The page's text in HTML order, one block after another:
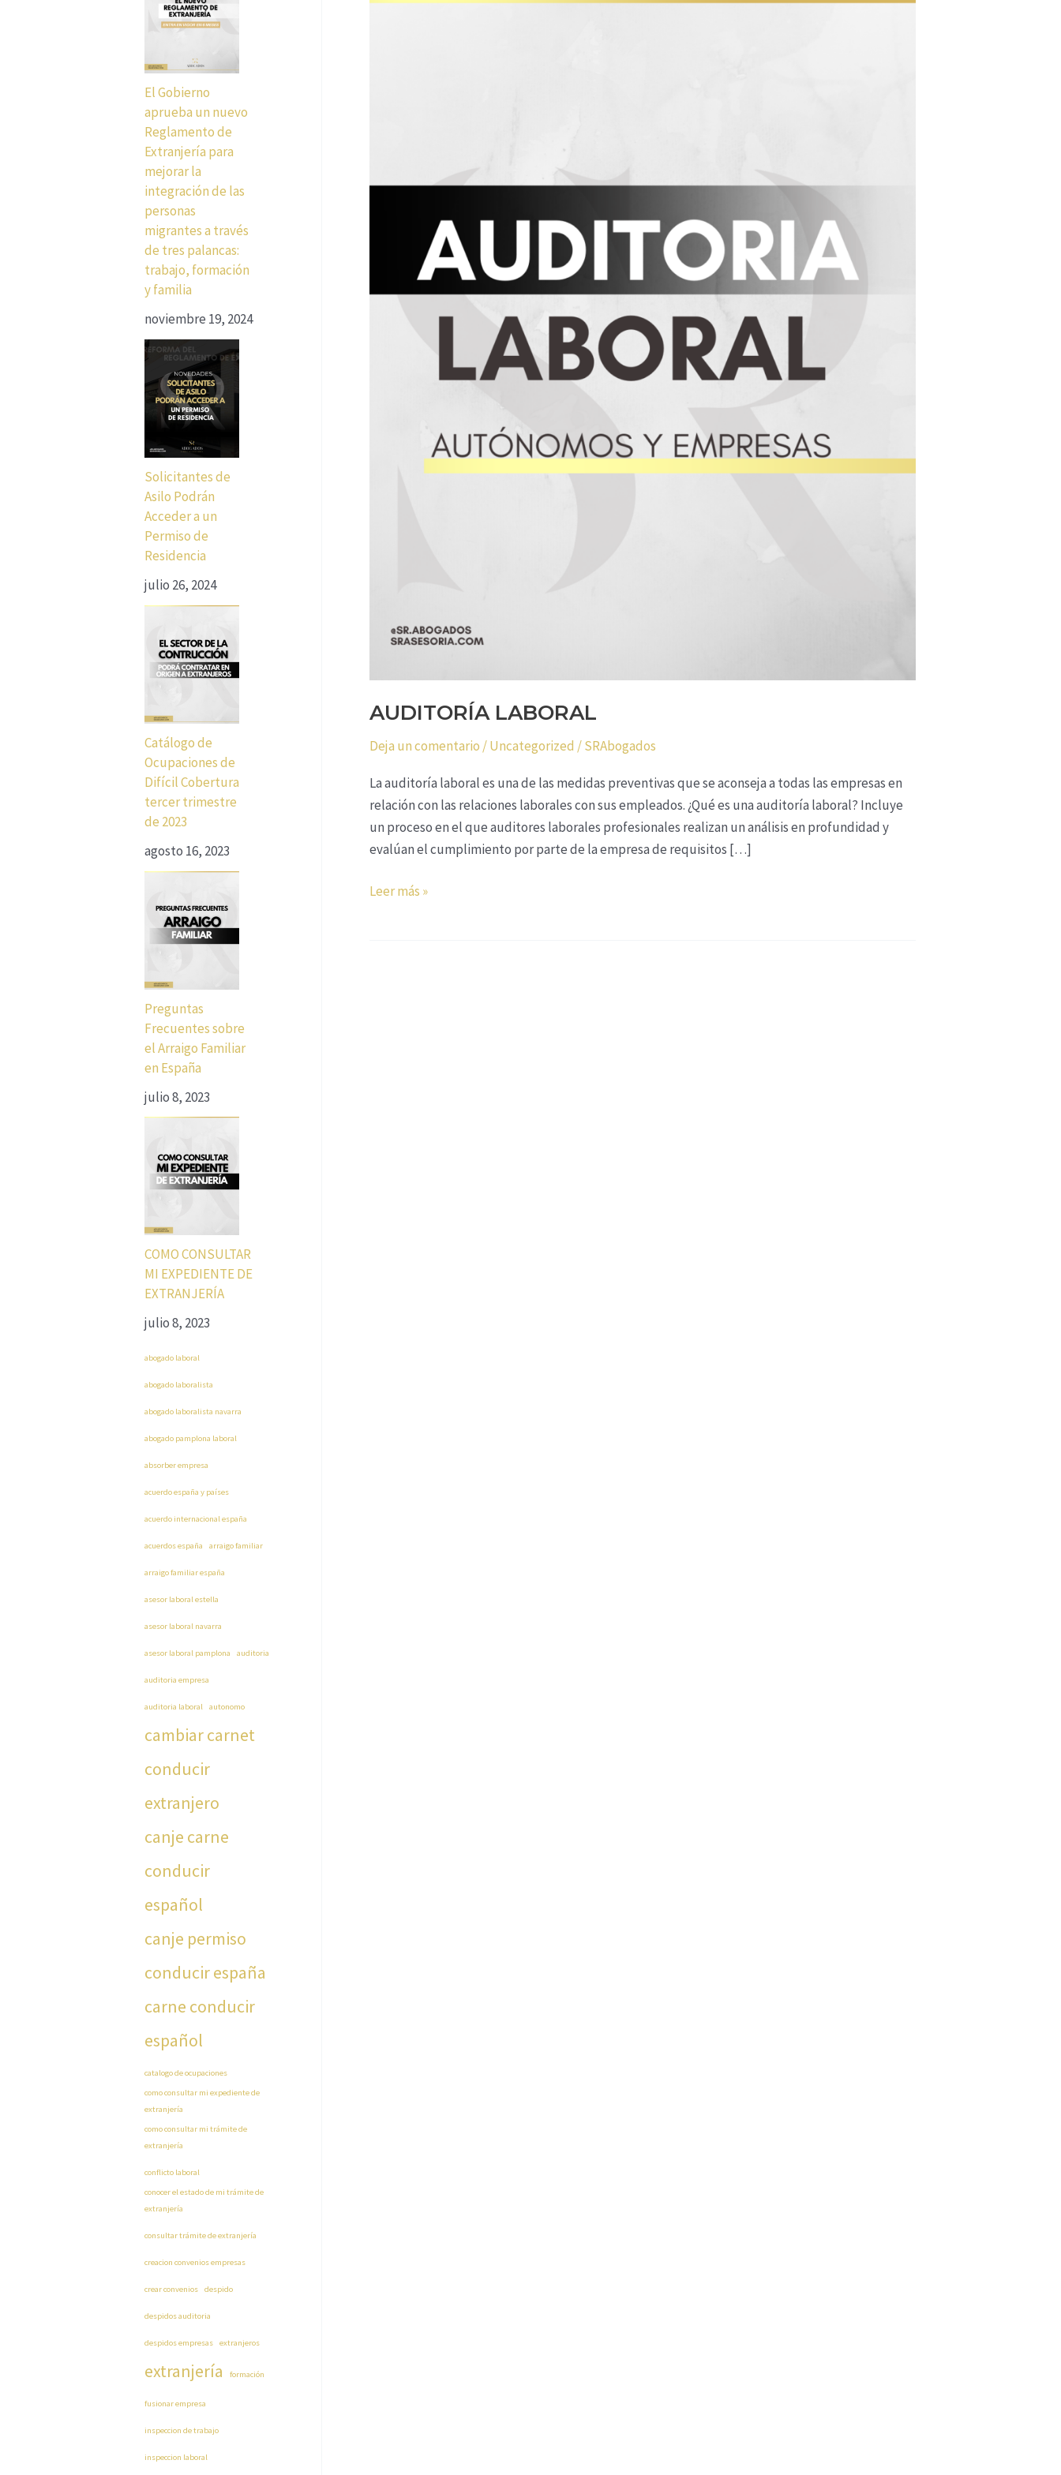
El Gobierno
aprueba un nuevo
Reglamento de
Extranjería para
mejorar la
integración de las
personas
migrantes a través
de tres palancas:
trabajo, formación
y familia
noviembre 19, 2024
Solicitantes de
Asilo Podrán
Acceder a un
Permiso de
Residencia
julio 26, 2024
Catálogo de
Ocupaciones de
Difícil Cobertura
tercer trimestre
de 2023
agosto 16, 2023
Preguntas
Frecuentes sobre
el Arraigo Familiar
en España
julio 8, 2023
COMO CONSULTAR
MI EXPEDIENTE DE
EXTRANJERÍA
julio 8, 2023
abogado laboral
abogado laboralista
abogado laboralista navarra
abogado pamplona laboral
absorber empresa
acuerdo españa y países
acuerdo internacional españa
acuerdos españa arraigo familiar
arraigo familiar españa
asesor laboral estella
asesor laboral navarra
asesor laboral pamplona auditoria
auditoria empresa
auditoria laboral autonomo
cambiar carnet
conducir
extranjero
canje carne
conducir
español
canje permiso
conducir españa
carne conducir
español
catalogo de ocupaciones
como consultar mi expediente de
extranjería
como consultar mi trámite de
extranjería
conflicto laboral
conocer el estado de mi trámite de
extranjería
consultar trámite de extranjería
creacion convenios empresas
crear convenios despido
despidos auditoria
despidos empresas extranjeros
extranjería formación
fusionar empresa
inspeccion de trabajo
inspeccion laboral
AUDITORÍA LABORAL
Deja un comentario /Uncategorized /SRAbogados
La auditoría laboral es una de las medidas preventivas que se aconseja a todas las empresas en
relación con las relaciones laborales con sus empleados. ¿Qué es una auditoría laboral? Incluye
un proceso en el que auditores laborales profesionales realizan un análisis en profundidad y
evalúan el cumplimiento por parte de la empresa de requisitos […]
AUDITORÍA
Leer más »